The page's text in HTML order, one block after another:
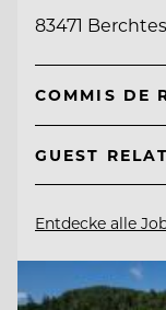
83471
COMMIS DE
GUEST
Entdecke alle